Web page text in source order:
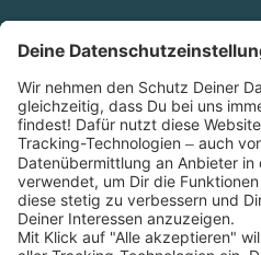
Partnerprogramm (Affiliate)
Folge uns auf